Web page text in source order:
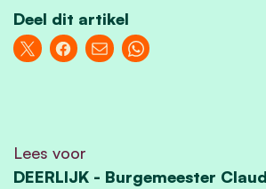
Deel dit artikel
Lees voor
DEERLIJK - Burgemeester